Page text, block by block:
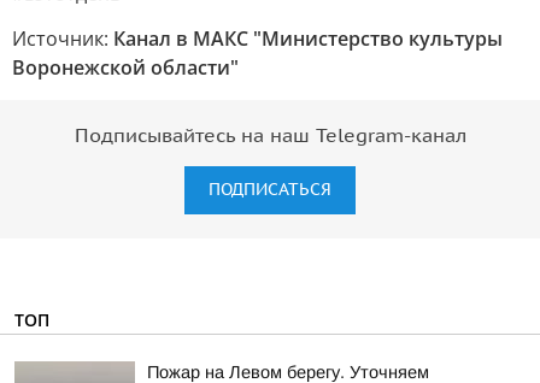
Источник: Канал в МАКС "Министерство культуры
Воронежской области"
Подписывайтесь на наш Telegram-канал
ПОДПИСАТЬСЯ
ТОП
Пожар на Левом берегу. Уточняем